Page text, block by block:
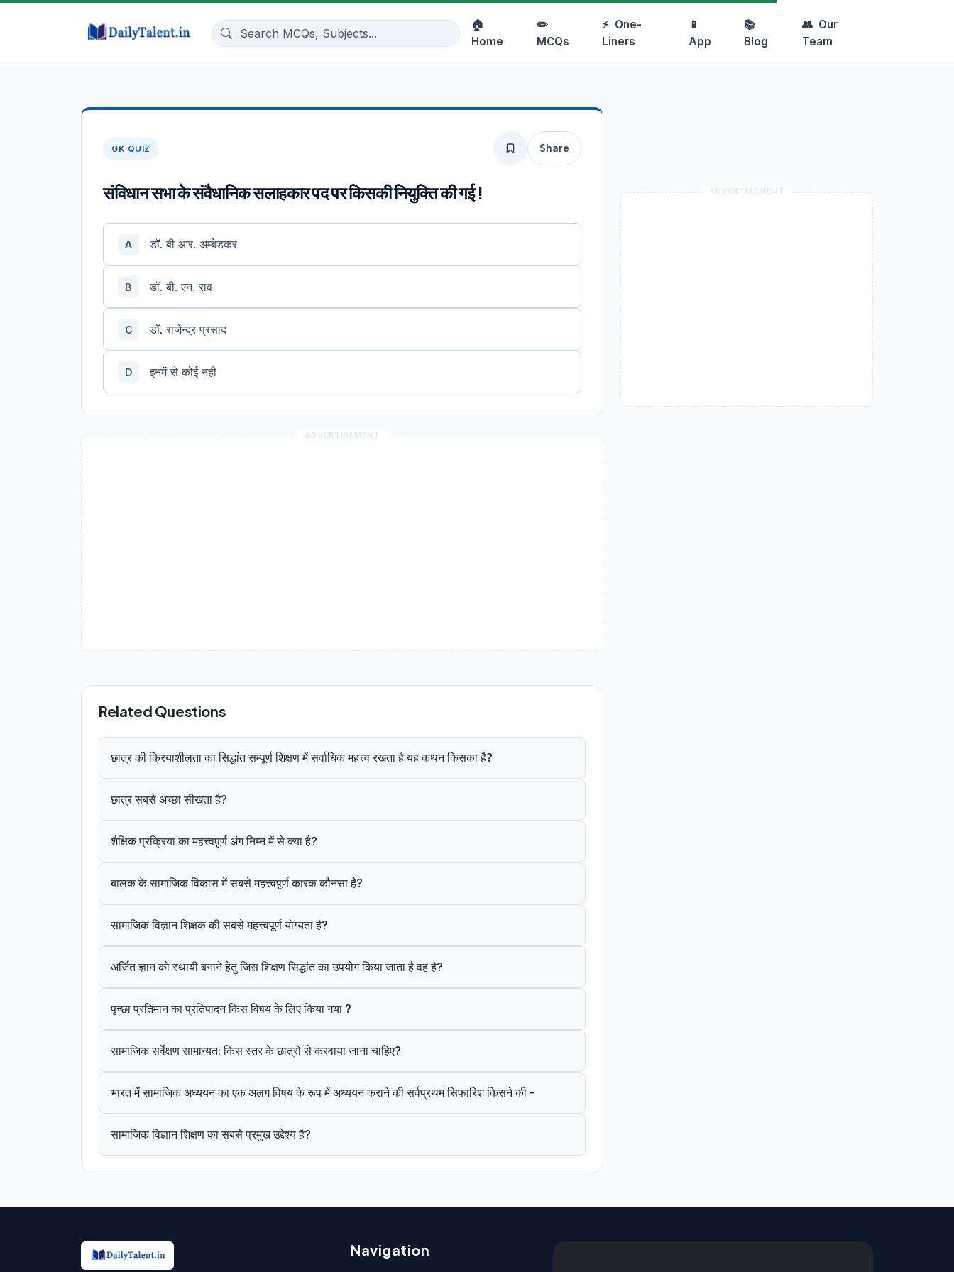
🏠
Home
✏️
MCQs
⚡ One-
Liners
📱
App
📚
Blog
👥 Our
Team
GK QUIZ Share
संविधान सभा के संवैधानिक सलाहकार पद पर किसकी नियुक्ति की गई !
A डॉ. बी आर. अम्बेडकर
B डॉ. बी. एन. राव
C डॉ. राजेन्द्र प्रसाद
D इनमें से कोई नही
Related Questions
छात्र की क्रियाशीलता का सिद्धांत सम्पूर्ण शिक्षण में सर्वाधिक महत्त्व रखता है यह कथन किसका है?
छात्र सबसे अच्छा सीखता है?
शैक्षिक प्रक्रिया का महत्त्वपूर्ण अंग निम्न में से क्या है?
बालक के सामाजिक विकास में सबसे महत्त्वपूर्ण कारक कौनसा है?
सामाजिक विज्ञान शिक्षक की सबसे महत्त्वपूर्ण योग्यता है?
अर्जित ज्ञान को स्थायी बनाने हेतु जिस शिक्षण सिद्धांत का उपयोग किया जाता है वह है?
पृच्छा प्रतिमान का प्रतिपादन किस विषय के लिए किया गया ?
सामाजिक सर्वेक्षण सामान्यत: किस स्तर के छात्रों से करवाया जाना चाहिए?
भारत में सामाजिक अध्ययन का एक अलग विषय के रूप में अध्ययन कराने की सर्वप्रथम सिफारिश किसने की -
सामाजिक विज्ञान शिक्षण का सबसे प्रमुख उद्देश्य है?
Navigation